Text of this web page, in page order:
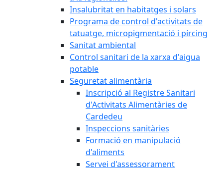
Insalubritat en habitatges i solars
Programa de control d'activitats de
tatuatge, micropigmentació i pírcing
Sanitat ambiental
Control sanitari de la xarxa d'aigua
potable
Seguretat alimentària
Inscripció al Registre Sanitari
d'Activitats Alimentàries de
Cardedeu
Inspeccions sanitàries
Formació en manipulació
d'aliments
Servei d'assessorament